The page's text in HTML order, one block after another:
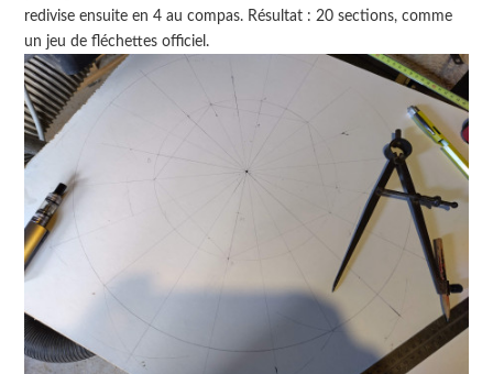
redivise ensuite en 4 au compas. Résultat : 20 sections, comme
un jeu de fléchettes officiel.